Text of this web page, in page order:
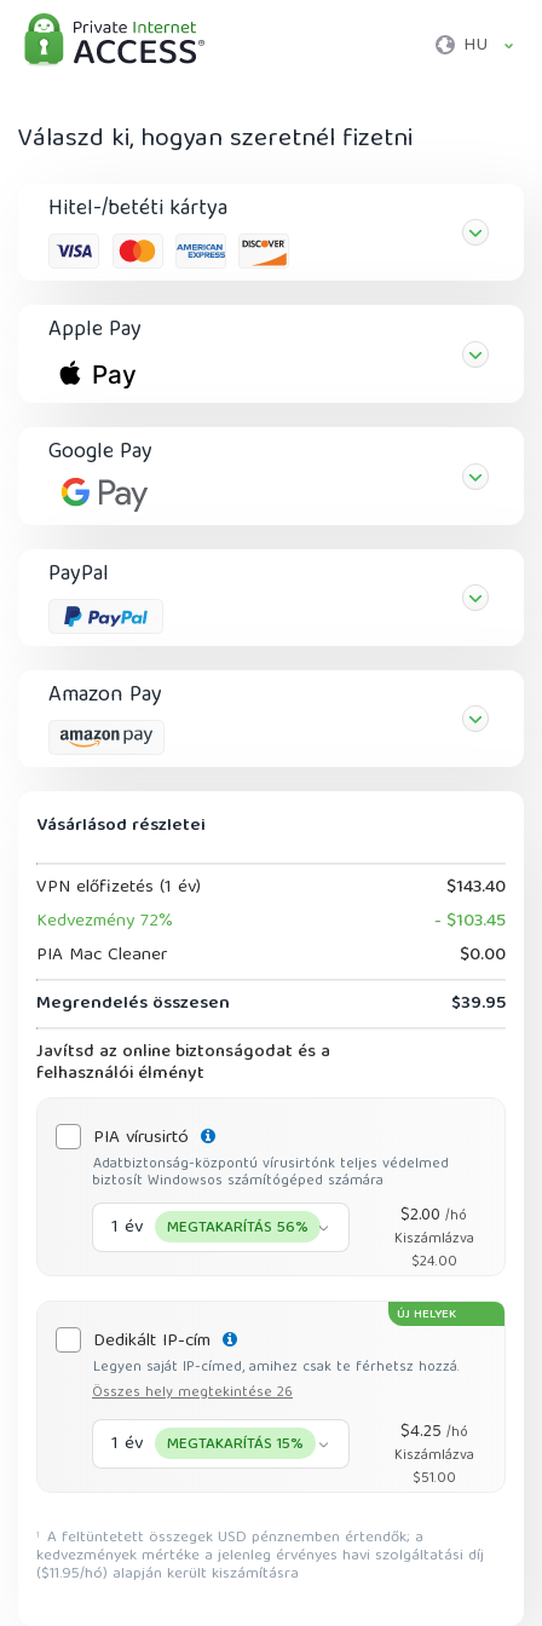
HU
Válaszd ki, hogyan szeretnél fizetni
Hitel-/betéti kártya
Apple Pay
Google Pay
PayPal
Amazon Pay
Vásárlásod részletei
VPN előfizetés (1 év)
$143.40
Kedvezmény 72%
- $103.45
PIA Mac Cleaner
$0.00
Megrendelés összesen
$39.95
Javítsd az online biztonságodat és a
felhasználói élményt
PIA vírusirtó
Adatbiztonság-központú vírusirtónk teljes védelmed
biztosít Windowsos számítógéped számára
1 év MEGTAKARÍTÁS 56% $2.00/hó
Kiszámlázva
$24.00
ÚJ HELYEK
Dedikált IP-cím
Legyen saját IP-címed, amihez csak te férhetsz hozzá.
Összes hely megtekintése 26
1 év MEGTAKARÍTÁS 15% $4.25 /hó
Kiszámlázva
$51.00
1 A feltüntetett összegek USD pénznemben értendők; a
kedvezmények mértéke a jelenleg érvényes havi szolgáltatási díj
($11.95/hó) alapján került kiszámításra